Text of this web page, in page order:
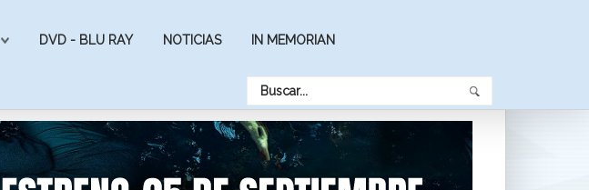
DVD - BLU RAY NOTICIAS IN MEMORIAN